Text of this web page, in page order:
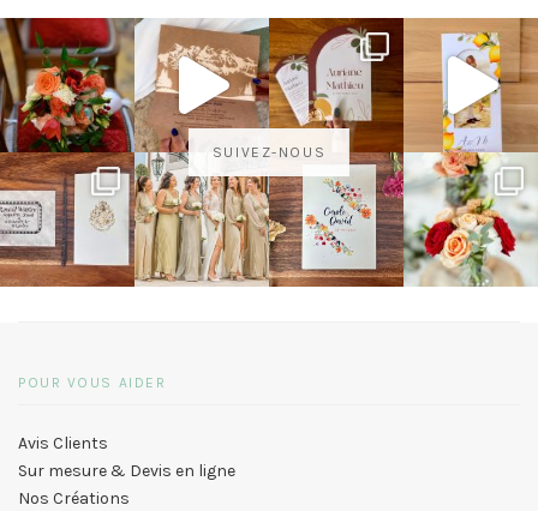
SUIVEZ-NOUS
POUR VOUS AIDER
Avis Clients
Sur mesure & Devis en ligne
Nos Créations